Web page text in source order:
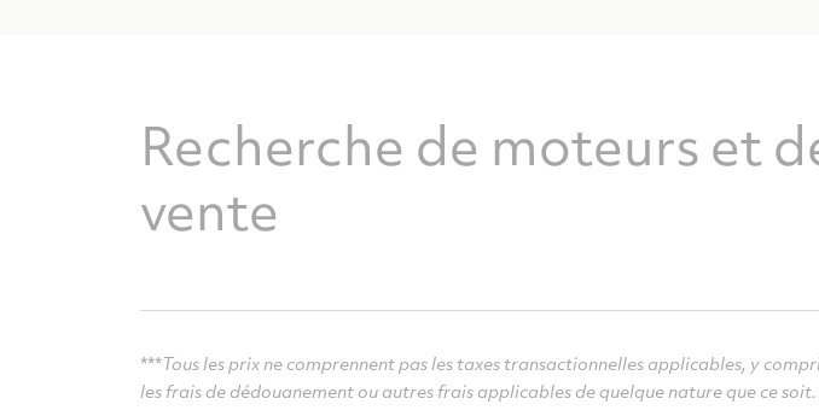
Recherche de moteurs et
vente
***Tous les prix ne comprennent pas les taxes transactionnelles applicables, y
les frais de dédouanement ou autres frais applicables de quelque nature que ce soit.